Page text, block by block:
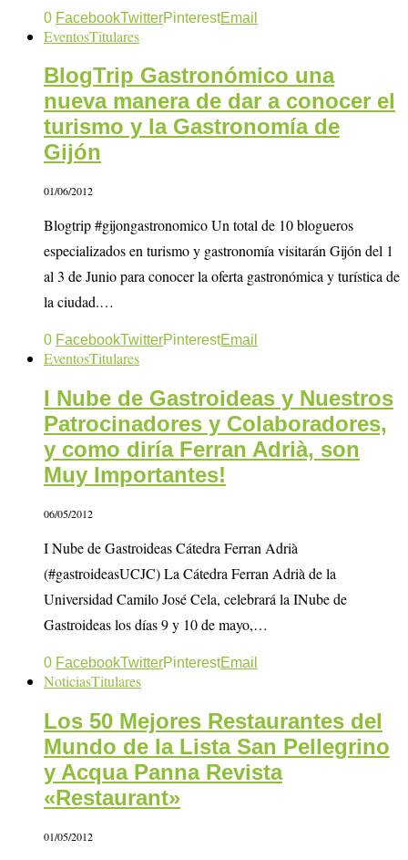
0 FacebookTwitterPinterestEmail
EventosTitulares
BlogTrip Gastronómico una
nueva manera de dar a conocer el
turismo y la Gastronomía de
Gijón
01/06/2012
Blogtrip #gijongastronomico Un total de 10 blogueros
especializados en turismo y gastronomía visitarán Gijón del 1
al 3 de Junio para conocer la oferta gastronómica y turística de
la ciudad.…
0 FacebookTwitterPinterestEmail
EventosTitulares
I Nube de Gastroideas y Nuestros
Patrocinadores y Colaboradores,
y como diría Ferran Adrià, son
Muy Importantes!
06/05/2012
I Nube de Gastroideas Cátedra Ferran Adrià
(#gastroideasUCJC) La Cátedra Ferran Adrià de la
Universidad Camilo José Cela, celebrará la INube de
Gastroideas los días 9 y 10 de mayo,…
0 FacebookTwitterPinterestEmail
NoticiasTitulares
Los 50 Mejores Restaurantes del
Mundo de la Lista San Pellegrino
y Acqua Panna Revista
«Restaurant»
01/05/2012